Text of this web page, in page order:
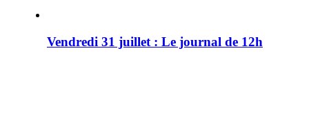
Vendredi 31 juillet : Le journal de 12h